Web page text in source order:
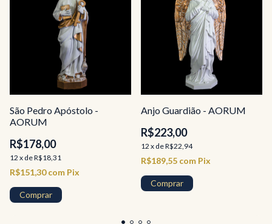
São Pedro Apóstolo -
AORUM
R$178,00
12 x deR$18,31
R$151,30com Pix
Comprar
Anjo Guardião - AORUM
R$223,00
12 x deR$22,94
R$189,55 com Pix
Comprar